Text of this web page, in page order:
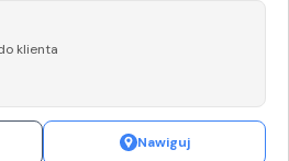
klienta
Nawiguj